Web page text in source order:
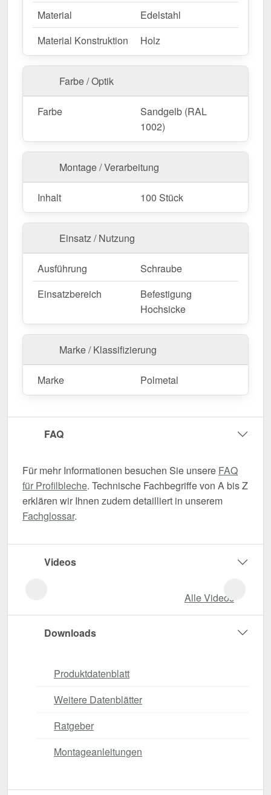
Material
Edelstahl
Material Konstruktion
Holz
Farbe / Optik
Farbe
Sandgelb (RAL
1002)
Montage / Verarbeitung
Inhalt 100 Stück
Einsatz / Nutzung
Ausführung
Schraube
Einsatzbereich
Befestigung
Hochsicke
Marke / Klassifizierung
Marke Polmetal
FAQ
Für mehr Informationen besuchen Sie unsere FAQ
für Profilbleche. Technische Fachbegriffe von A bis Z
erklären wir Ihnen zudem detailliert in unserem
Fachglossar.
Videos
Alle Videos
Downloads
Produktdatenblatt
Weitere Datenblätter
Ratgeber
Montageanleitungen